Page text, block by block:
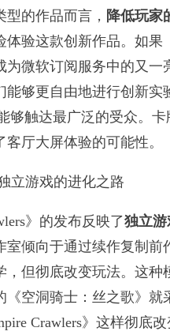
的作品而言， 降低玩家
体验这款创新作品。如果
微软订阅服务中的又一
能够更自由地进行创新实
够触达最广泛的受众。
厅大屏体验的可能性。
游戏的进化之路
》的发布反映了独立
室倾向于通过续作复制前
但彻底改变玩法。这种
《空洞骑士：丝之歌》
Crawlers》这样彻底